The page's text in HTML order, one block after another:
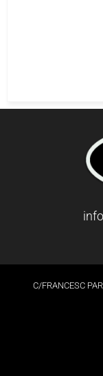
C/FRANCESC